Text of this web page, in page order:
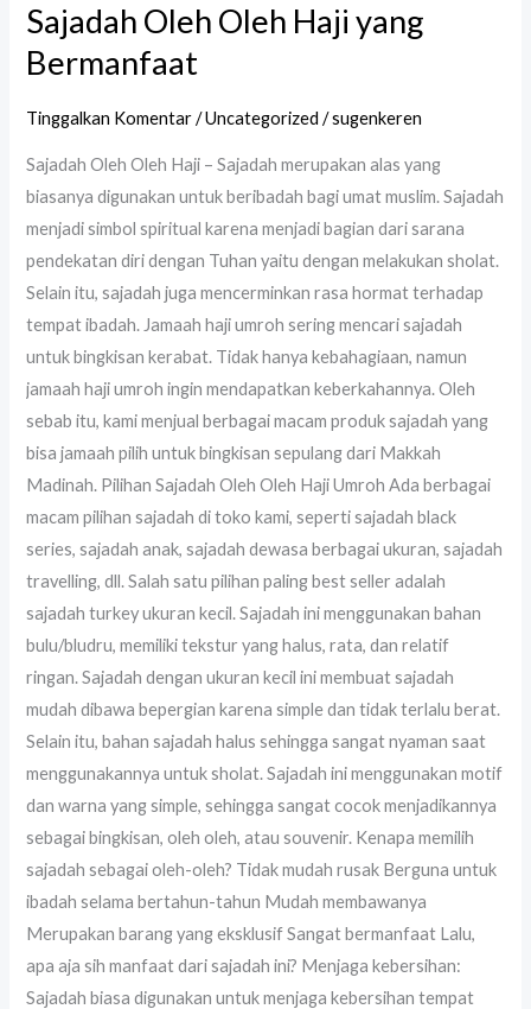
Sajadah Oleh Oleh Haji yang
Bermanfaat
Tinggalkan Komentar /Uncategorized /sugenkeren
Sajadah Oleh Oleh Haji – Sajadah merupakan alas yang
biasanya digunakan untuk beribadah bagi umat muslim. Sajadah
menjadi simbol spiritual karena menjadi bagian dari sarana
pendekatan diri dengan Tuhan yaitu dengan melakukan sholat.
Selain itu, sajadah juga mencerminkan rasa hormat terhadap
tempat ibadah. Jamaah haji umroh sering mencari sajadah
untuk bingkisan kerabat. Tidak hanya kebahagiaan, namun
jamaah haji umroh ingin mendapatkan keberkahannya. Oleh
sebab itu, kami menjual berbagai macam produk sajadah yang
bisa jamaah pilih untuk bingkisan sepulang dari Makkah
Madinah. Pilihan Sajadah Oleh Oleh Haji Umroh Ada berbagai
macam pilihan sajadah di toko kami, seperti sajadah black
series, sajadah anak, sajadah dewasa berbagai ukuran, sajadah
travelling, dll. Salah satu pilihan paling best seller adalah
sajadah turkey ukuran kecil. Sajadah ini menggunakan bahan
bulu/bludru, memiliki tekstur yang halus, rata, dan relatif
ringan. Sajadah dengan ukuran kecil ini membuat sajadah
mudah dibawa bepergian karena simple dan tidak terlalu berat.
Selain itu, bahan sajadah halus sehingga sangat nyaman saat
menggunakannya untuk sholat. Sajadah ini menggunakan motif
dan warna yang simple, sehingga sangat cocok menjadikannya
sebagai bingkisan, oleh oleh, atau souvenir. Kenapa memilih
sajadah sebagai oleh-oleh? Tidak mudah rusak Berguna untuk
ibadah selama bertahun-tahun Mudah membawanya
Merupakan barang yang eksklusif Sangat bermanfaat Lalu,
apa aja sih manfaat dari sajadah ini? Menjaga kebersihan:
Sajadah biasa digunakan untuk menjaga kebersihan tempat